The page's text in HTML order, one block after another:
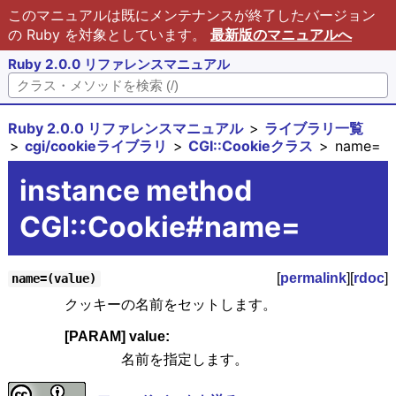
このマニュアルは既にメンテナンスが終了したバージョン
の Ruby を対象としています。 最新版のマニュアルへ
Ruby 2.0.0 リファレンスマニュアル
Ruby 2.0.0 リファレンスマニュアル
ライブラリ一覧
cgi/cookieライブラリ
CGI::Cookieクラス name=
instance method
CGI::Cookie#name=
name=(value) [permalink][rdoc]
クッキーの名前をセットします。
[PARAM] value:
名前を指定します。